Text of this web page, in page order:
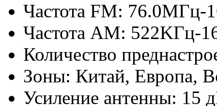
Частота FM: 76.0MГц-
Частота AM: 522KГц-
Количество
Зоны: Китай, Европа,
Усиление антенны: 15